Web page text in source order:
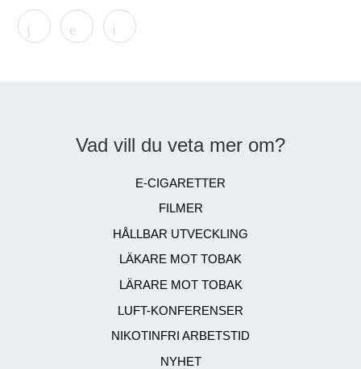
Vad vill du veta mer om?
E-CIGARETTER
FILMER
HÅLLBAR UTVECKLING
LÄKARE MOT TOBAK
LÄRARE MOT TOBAK
LUFT-KONFERENSER
NIKOTINFRI ARBETSTID
NYHET